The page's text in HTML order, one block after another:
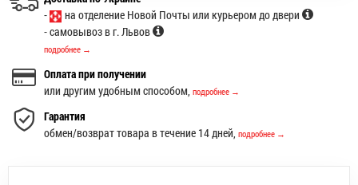
-
на отделение Новой Почты или курьером до двери
- самовывоз в г. Львов
подробнее →
Оплата при получении
или другим удобным способом, подробнее →
Гарантия
обмен/возврат товара в течение 14 дней, подробнее →